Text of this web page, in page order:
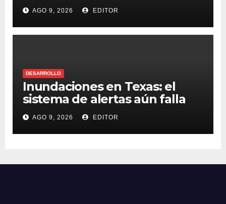
AGO 9, 2026 EDITOR
DESARROLLO
Inundaciones en Texas: el
sistema de alertas aún falla
AGO 9, 2026 EDITOR